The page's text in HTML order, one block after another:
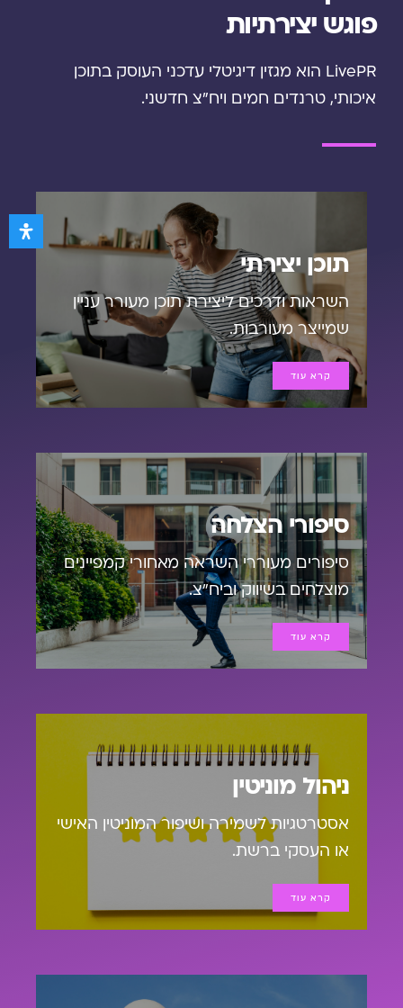
פוגש יצירתיות
LivePR הוא מגזין דיגיטלי עדכני העוסק בתוכן
איכותי, טרנדים חמים ויח”צ חדשני.
תוכן יצירתי
השראות ודרכים ליצירת תוכן מעורר עניין
שמייצר מעורבות.
קרא עוד
סיפורי הצלחה
סיפורים מעוררי השראה מאחורי קמפיינים
מוצלחים בשיווק וביח"צ.
קרא עוד
ניהול מוניטין
אסטרטגיות לשמירה ושיפור המוניטין האישי
או העסקי ברשת.
קרא עוד